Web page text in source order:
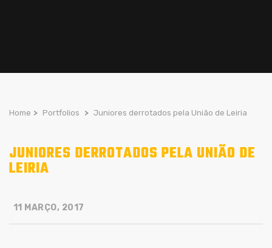
Home > Portfolios > Juniores derrotados pela União de Leiria
JUNIORES DERROTADOS PELA UNIÃO DE
LEIRIA
11 MARÇO, 2017